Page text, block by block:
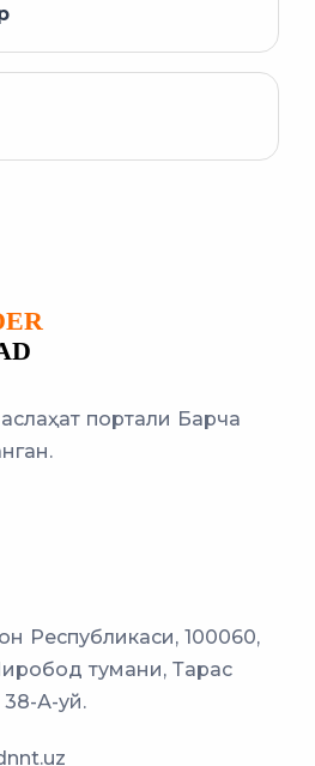
портали Барча
Республикаси, 100060,
тумани, Тарас
А-уй.